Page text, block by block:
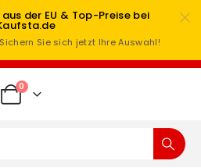
der EU & Top-Preise bei
Sichern Sie sich jetzt Ihre Auswahl!
0